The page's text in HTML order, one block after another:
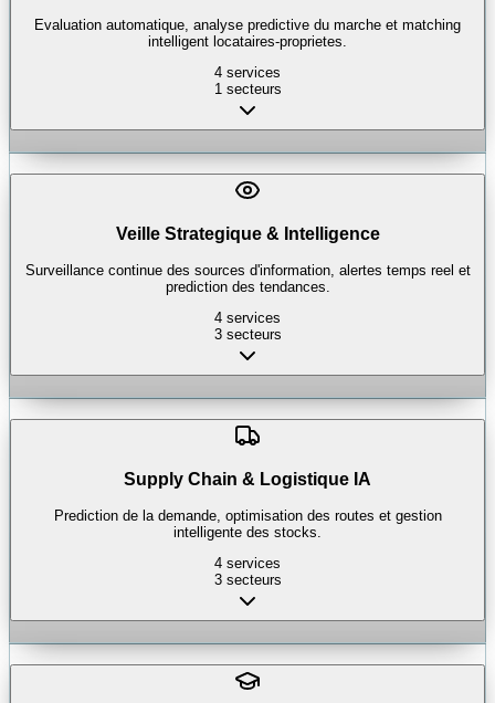
Evaluation automatique, analyse predictive du marche et matching
intelligent locataires-proprietes.
4 services
1 secteurs
Veille Strategique & Intelligence
Surveillance continue des sources d'information, alertes temps reel et
prediction des tendances.
4 services
3secteurs
Supply Chain & Logistique IA
Prediction de la demande, optimisation des routes et gestion
intelligente des stocks.
4 services
3secteurs